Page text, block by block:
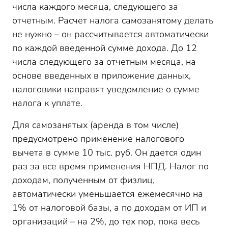
числа каждого месяца, следующего за
отчетным. Расчет налога самозанятому делать
не нужно – он рассчитывается автоматически
по каждой введенной сумме дохода. До 12
числа следующего за отчетным месяца, на
основе введенных в приложение данных,
налоговики направят уведомление о сумме
налога к уплате.
Для самозанятых (аренда в том числе)
предусмотрено применение налогового
вычета в сумме 10 тыс. руб. Он дается один
раз за все время применения НПД. Налог по
доходам, полученным от физлиц,
автоматически уменьшается ежемесячно на
1% от налоговой базы, а по доходам от ИП и
организаций – на 2%, до тех пор, пока весь